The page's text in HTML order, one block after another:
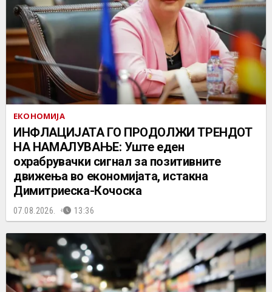
ЕКОНОМИЈА
ИНФЛАЦИЈАТА ГО ПРОДОЛЖИ ТРЕНДОТ
НА НАМАЛУВАЊЕ: Уште еден
охрабрувачки сигнал за позитивните
движења во економијата, истакна
Димитриеска-Кочоска
07.08.2026. 13:36